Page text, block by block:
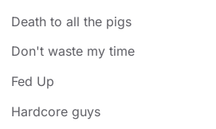
Death to all the pigs
Don't waste my time
Fed Up
Hardcore guys